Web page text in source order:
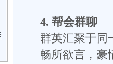
4. 帮会群聊
群英汇聚于同
畅所欲言，豪